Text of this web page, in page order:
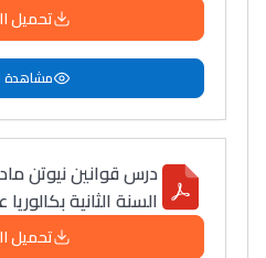
تحميل
مشاهدة
درس قوانين نيوتن
السنة الثانية
تحميل